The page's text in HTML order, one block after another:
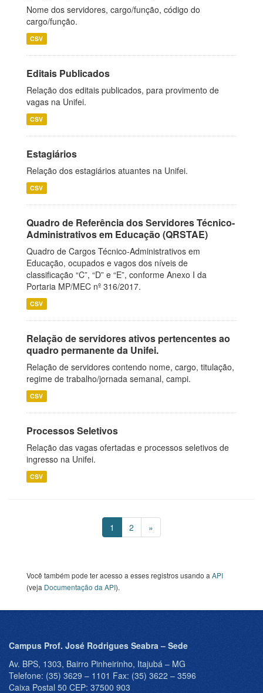
Nome dos servidores, cargo/função, código do
cargo/função.
CSV
Editais Publicados
Relação dos editais publicados, para provimento de
vagas na Unifei.
CSV
Estagiários
Relação dos estagiários atuantes na Unifei.
CSV
Quadro de Referência dos Servidores Técnico-
Administrativos em Educação (QRSTAE)
Quadro de Cargos Técnico-Administrativos em
Educação, ocupados e vagos dos níveis de
classificação “C”, “D” e “E”, conforme Anexo I da
Portaria MP/MEC nº 316/2017.
CSV
Relação de servidores ativos pertencentes ao
quadro permanente da Unifei.
Relação de servidores contendo nome, cargo, titulação,
regime de trabalho/jornada semanal, campi.
CSV
Processos Seletivos
Relação das vagas ofertadas e processos seletivos de
ingresso na Unifei.
CSV
1 2 »
Você também pode ter acesso a esses registros usando a API
(veja Documentação da API).
Campus Prof. José Rodrigues Seabra – Sede
Av. BPS, 1303, Bairro Pinheirinho, Itajubá – MG
Telefone: (35) 3629 – 1101 Fax: (35) 3622 – 3596
Caixa Postal 50 CEP: 37500 903